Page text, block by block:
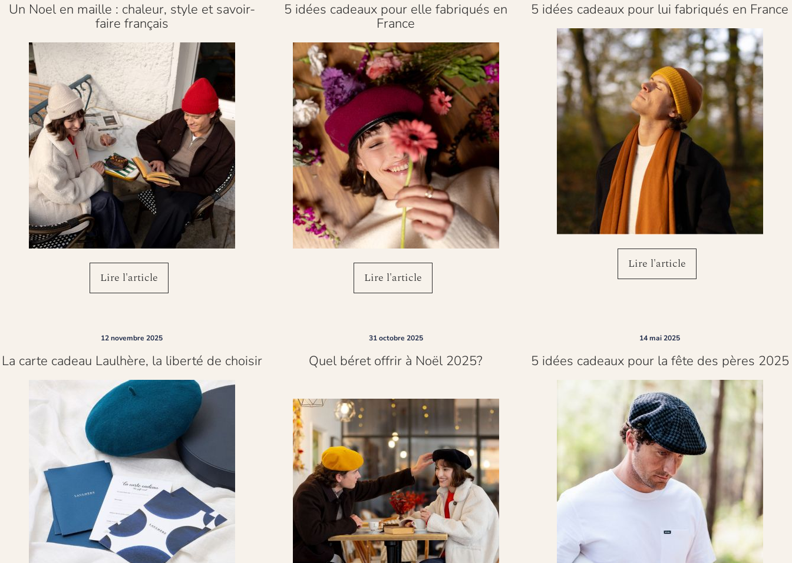
Un Noel en maille : chaleur, style et savoir-
faire français
Lire l'article
5 idées cadeaux pour elle fabriqués en
France
Lire l'article
5 idées cadeaux pour lui fabriqués en France
Lire l'article
12 novembre 2025
La carte cadeau Laulhère, la liberté de choisir
31 octobre 2025
Quel béret offrir à Noël 2025?
14 mai 2025
5 idées cadeaux pour la fête des pères 2025
Nouveautés, éditions limitées,
collaborations, inspirations : entrez dans les
coulisses de la Maison et
de -10%*
commande.
Entrer dans les coulisses
*Vous recevrez votre code sous 24h maximum